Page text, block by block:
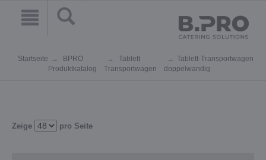
Startseite
BPRO
Produktkatalog
Tablett
Transportwagen
Tablett-Transportwagen
doppelwandig
Zeige pro Seite